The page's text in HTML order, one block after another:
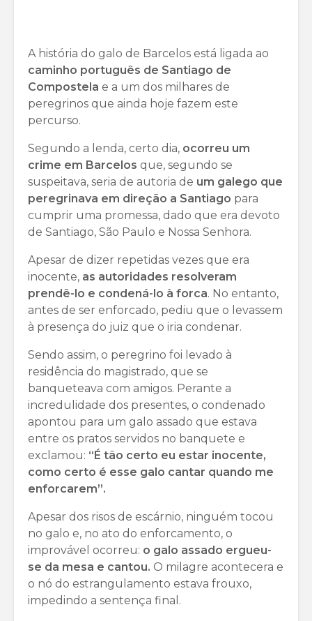
A história do galo de Barcelos está ligada ao
caminho português de Santiago de
Compostela e a um dos milhares de
peregrinos que ainda hoje fazem este
percurso.
Segundo a lenda, certo dia, ocorreu um
crime em Barcelos que, segundo se
suspeitava, seria de autoria de um galego que
peregrinava em direção a Santiago para
cumprir uma promessa, dado que era devoto
de Santiago, São Paulo e Nossa Senhora.
Apesar de dizer repetidas vezes que era
inocente, as autoridades resolveram
prendê-lo e condená-lo à forca. No entanto,
antes de ser enforcado, pediu que o levassem
à presença do juiz que o iria condenar.
Sendo assim, o peregrino foi levado à
residência do magistrado, que se
banqueteava com amigos. Perante a
incredulidade dos presentes, o condenado
apontou para um galo assado que estava
entre os pratos servidos no banquete e
exclamou: “É tão certo eu estar inocente,
como certo é esse galo cantar quando me
enforcarem”.
Apesar dos risos de escárnio, ninguém tocou
no galo e, no ato do enforcamento, o
improvável ocorreu: o galo assado ergueu-
se da mesa e cantou. O milagre acontecera e
o nó do estrangulamento estava frouxo,
impedindo a sentença final.